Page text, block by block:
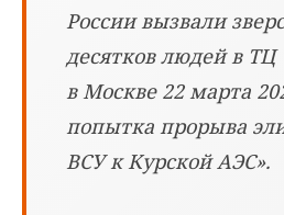
России вызвали
десятков людей в ТЦ
в Москве 22 марта
попытка прорыва
ВСУ к Курской АЭС».